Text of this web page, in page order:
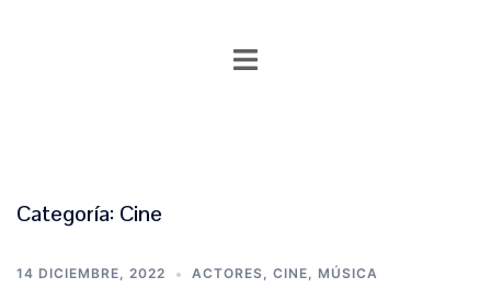
Categoría: Cine
14 DICIEMBRE, 2022 ACTORES, CINE, MÚSICA